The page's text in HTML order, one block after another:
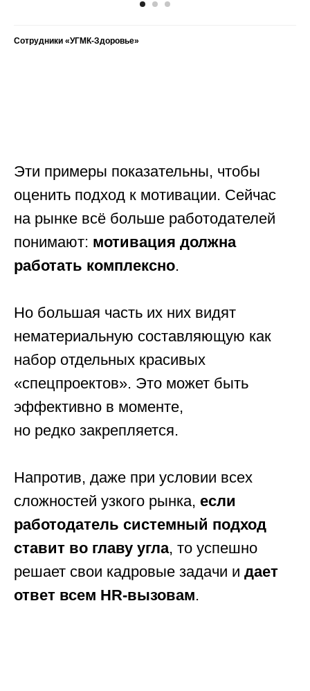
Сотрудники «УГМК-Здоровье»
Эти примеры показательны, чтобы
оценить подход к мотивации. Сейчас
на рынке всё больше работодателей
понимают: мотивация должна
работать комплексно.
Но большая часть их них видят
нематериальную составляющую как
набор отдельных красивых
«спецпроектов». Это может быть
эффективно в моменте,
но редко закрепляется.
Напротив, даже при условии всех
сложностей узкого рынка, если
работодатель системный подход
ставит во главу угла, то успешно
решает свои кадровые задачи и дает
ответ всем HR-вызовам.